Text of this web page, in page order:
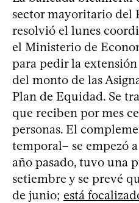
sector mayoritario del
resolvió el lunes
el Ministerio de
para pedir la
del monto de las
Plan de Equidad. Se
que reciben por mes
personas. El
temporal– se empezó
año pasado, tuvo una
setiembre y se prevé
de junio; está